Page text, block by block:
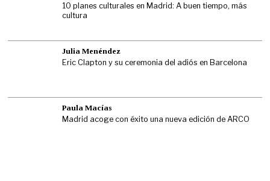
10 planes culturales en Madrid: A buen tiempo, más
cultura
Julia Menéndez
Eric Clapton y su ceremonia del adiós en Barcelona
Paula Macías
Madrid acoge con éxito una nueva edición de ARCO